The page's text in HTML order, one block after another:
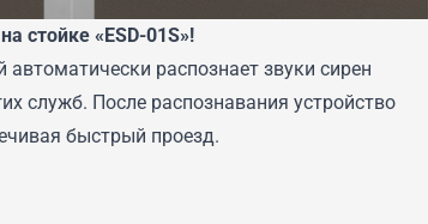
стойке «ESD-01S»!
распознает звуки сирен
служб. После распознавания устройство
быстрый проезд.